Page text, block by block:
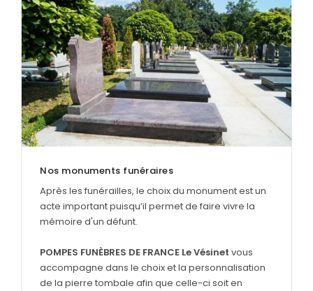
PRÉVOIR SES OBSÈQUES
SERVICES & ARTICLES
Entretien de sépulture
Livraison de plaques
Nos capitons funéraires
Nos monuments
Rapatriement
Services aux familles
NOS AGENCES
ESPACE FAMILLE
Nos monuments funéraires
Après les funérailles, le choix du monument est un
acte important puisqu’il permet de faire vivre la
mémoire d'un défunt.
POMPES FUNÈBRES DE FRANCE Le Vésinet vous
accompagne dans le choix et la personnalisation
de la pierre tombale afin que celle-ci soit en